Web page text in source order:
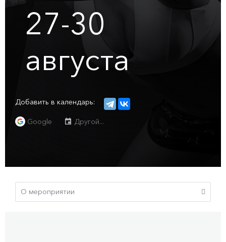
27-30
августа
Добавить в календарь:
Google Другой...